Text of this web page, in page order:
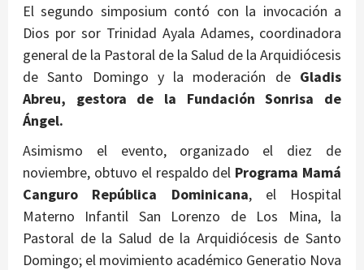
El segundo simposium contó con la invocación a
Dios por sor Trinidad Ayala Adames, coordinadora
general de la Pastoral de la Salud de la Arquidiócesis
de Santo Domingo y la moderación deGladis
Abreu, gestora de la Fundación Sonrisa de
Ángel.
Asimismo el evento, organizado el diez de
noviembre, obtuvo el respaldo del Programa Mamá
Canguro República Dominicana, el Hospital
Materno Infantil San Lorenzo de Los Mina, la
Pastoral de la Salud de la Arquidiócesis de Santo
Domingo; el movimiento académico Generatio Nova